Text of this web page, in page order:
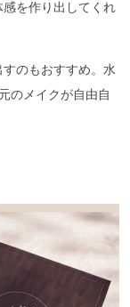
を作り出してくれ
のもおすすめ。水
のメイクが自由自